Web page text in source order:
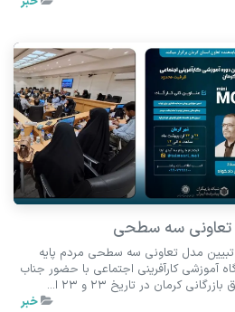
تعاونی سه سطحی
مدل تعاونی سه سطحی مردم پایه
آموزشی کارآفرینی اجتماعی با حضور جناب
کرمان در تاریخ 23 و 23 ا...
خبر